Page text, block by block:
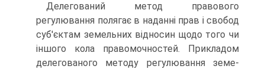
Делегований метод правового
регулювання полягає в наданні прав і свобод
суб'єктам земельних відносин щодо того чи
іншого кола правомочностей. Прикладом
делегованого методу регулювання земе­